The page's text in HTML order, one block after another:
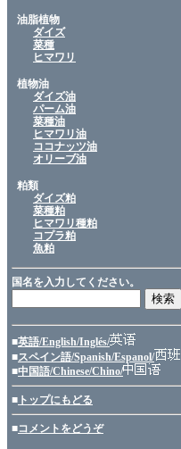
油脂植物
ダイズ
菜種
ヒマワリ
植物油
ダイズ油
パーム油
菜種油
ヒマワリ油
ココナッツ油
オリーブ油
粕類
ダイズ粕
菜種粕
ヒマワリ種粕
コプラ粕
魚粕
国名を入力してください。
■英語/English/Inglés/
■スペイン語/Spanish/Espanol/
■中国語/Chinese/Chino/
■ トップにもどる
■コメントをどうぞ